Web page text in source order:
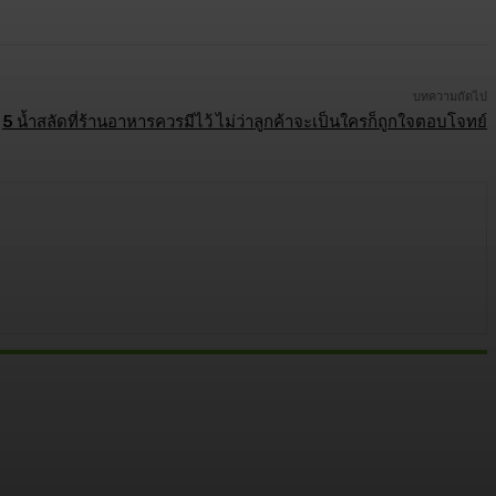
บทความถัดไป
5 น้ำสลัดที่ร้านอาหารควรมีไว้ ไม่ว่าลูกค้าจะเป็นใครก็ถูกใจตอบโจทย์